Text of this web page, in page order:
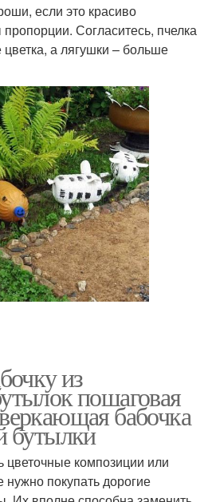
если это красиво
Согласитесь, пчелка
а лягушки – больше
из
пошаговая
бабочка
бутылки
цветочные композиции или
покупать дорогие